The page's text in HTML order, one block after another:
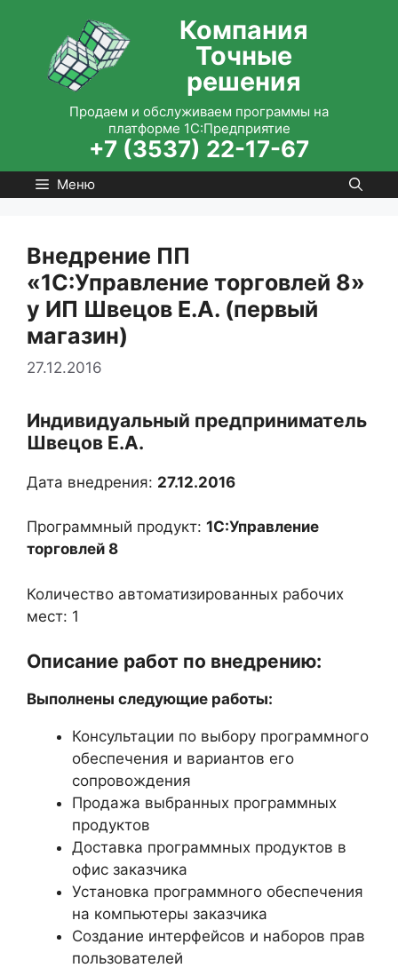
содержимому
Компания
Точные
решения
Продаем и обслуживаем программы на
платформе 1С:Предприятие
+7 (3537) 22-17-67
Меню
Внедрение ПП
«1С:Управление торговлей 8»
у ИП Швецов Е.А. (первый
магазин)
27.12.2016
Индивидуальный предприниматель
Швецов Е.А.
Дата внедрения: 27.12.2016
Программный продукт: 1С:Управление
торговлей 8
Количество автоматизированных рабочих
мест: 1
Описание работ по внедрению:
Выполнены следующие работы:
Консультации по выбору программного
обеспечения и вариантов его
сопровождения
Продажа выбранных программных
продуктов
Доставка программных продуктов в
офис заказчика
Установка программного обеспечения
на компьютеры заказчика
Создание интерфейсов и наборов прав
пользователей